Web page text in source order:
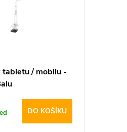
tabletu / mobilu -
DO KOŠÍKU